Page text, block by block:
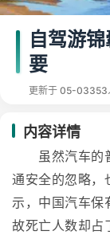
自驾游
要
更新于 05-03353
内容详情
虽然汽车的普
通安全的忽略，
示，中国汽车保
故死亡人数却占